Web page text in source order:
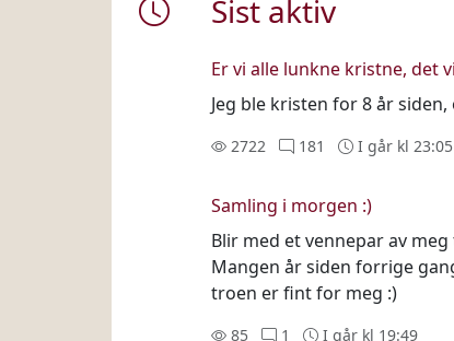
Sist aktiv
Er vi alle lunkne kristne, det
Jeg ble kristen for 8 år
2722 181 I går kl 23:05
Samling i morgen :)
Blir med et vennepar av
Mangen år siden forrige
troen er fint for meg :)
85 1 I går kl 19:49